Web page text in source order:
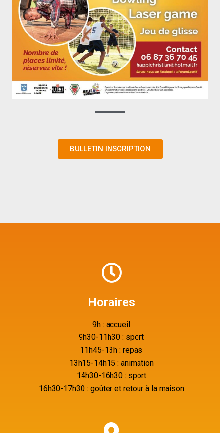
BULLETIN INSCRIPTION
Horaires
9h : accueil
9h30-11h30 : sport
11h45-13h : repas
13h15-14h15 : animation
14h30-16h30 : sport
16h30-17h30 : goûter et retour à la maison